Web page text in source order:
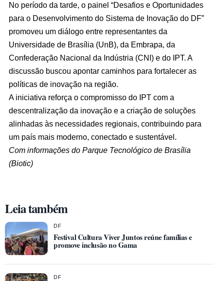
No período da tarde, o painel “Desafios e Oportunidades
para o Desenvolvimento do Sistema de Inovação do DF”
promoveu um diálogo entre representantes da
Universidade de Brasília (UnB), da Embrapa, da
Confederação Nacional da Indústria (CNI) e do IPT. A
discussão buscou apontar caminhos para fortalecer as
políticas de inovação na região.
A iniciativa reforça o compromisso do IPT com a
descentralização da inovação e a criação de soluções
alinhadas às necessidades regionais, contribuindo para
um país mais moderno, conectado e sustentável.
Com informações do Parque Tecnológico de Brasília
(Biotic)
Leia também
DF
Festival Cultura Viver Juntos reúne famílias e
promove inclusão no Gama
DF